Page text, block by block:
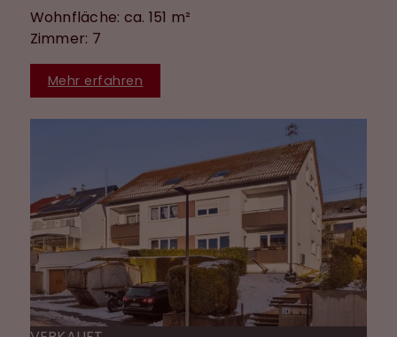
Wohnfläche: ca. 151 m²
Zimmer: 7
Mehr erfahren